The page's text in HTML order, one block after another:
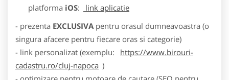
platforma iOS:
link aplicatie
- prezenta EXCLUSIVA pentru orasul dumneavoastra (o
singura afacere pentru fiecare oras si categorie)
- link personalizat (exemplu:
https://www.birouri-
cadastru.ro/cluj-napoca )